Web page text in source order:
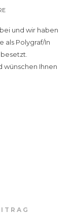
und wir haben
als Polygraf/In
wünschen Ihnen